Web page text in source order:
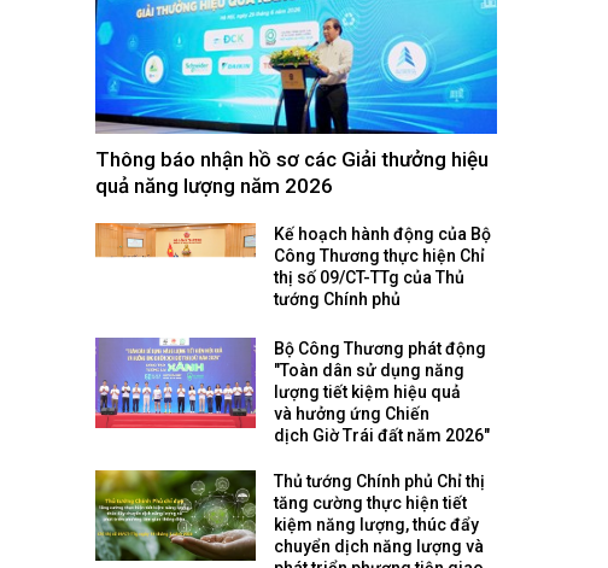
Thông báo nhận hồ sơ các Giải thưởng hiệu
quả năng lượng năm 2026
Kế hoạch hành động của Bộ
Công Thương thực hiện Chỉ
thị số 09/CT-TTg của Thủ
tướng Chính phủ
Bộ Công Thương phát động
"Toàn dân sử dụng năng
lượng tiết kiệm hiệu quả
và hưởng ứng Chiến
dịch Giờ Trái đất năm 2026"
Thủ tướng Chính phủ Chỉ thị
tăng cường thực hiện tiết
kiệm năng lượng, thúc đẩy
chuyển dịch năng lượng và